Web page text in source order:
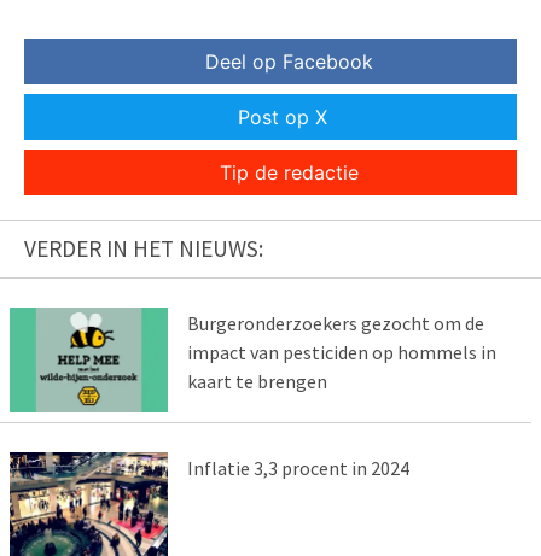
Deel op Facebook
Post op X
Tip de redactie
VERDER IN HET NIEUWS:
Burgeronderzoekers gezocht om de
impact van pesticiden op hommels in
kaart te brengen
Inflatie 3,3 procent in 2024